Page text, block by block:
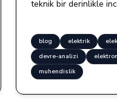
teknik bir derinlikle
blog elektrik
devre-analizi
muhendislik